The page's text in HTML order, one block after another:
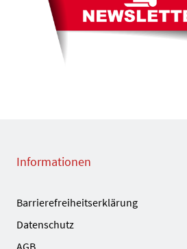
Informationen
Barrierefreiheitserklärung
Datenschutz
AGB